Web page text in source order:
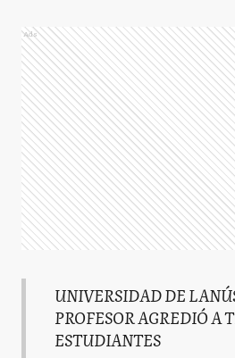
Ads
UNIVERSIDAD DE
PROFESOR AGREDIÓ A
ESTUDIANTES